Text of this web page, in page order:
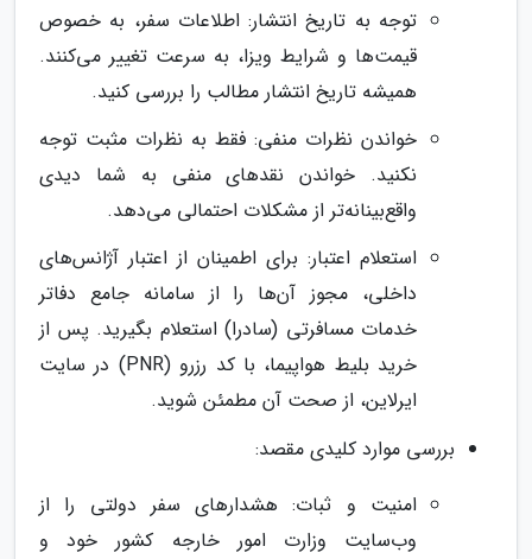
توجه به تاریخ انتشار: اطلاعات سفر، به خصوص
قیمت‌ها و شرایط ویزا، به سرعت تغییر می‌کنند.
همیشه تاریخ انتشار مطالب را بررسی کنید.
خواندن نظرات منفی: فقط به نظرات مثبت توجه
نکنید. خواندن نقدهای منفی به شما دیدی
واقع‌بینانه‌تر از مشکلات احتمالی می‌دهد.
استعلام اعتبار: برای اطمینان از اعتبار آژانس‌های
داخلی، مجوز آن‌ها را از سامانه جامع دفاتر
خدمات مسافرتی (سادرا) استعلام بگیرید. پس از
خرید بلیط هواپیما، با کد رزرو (PNR) در سایت
ایرلاین، از صحت آن مطمئن شوید.
بررسی موارد کلیدی مقصد:
امنیت و ثبات: هشدارهای سفر دولتی را از
وب‌سایت وزارت امور خارجه کشور خود و